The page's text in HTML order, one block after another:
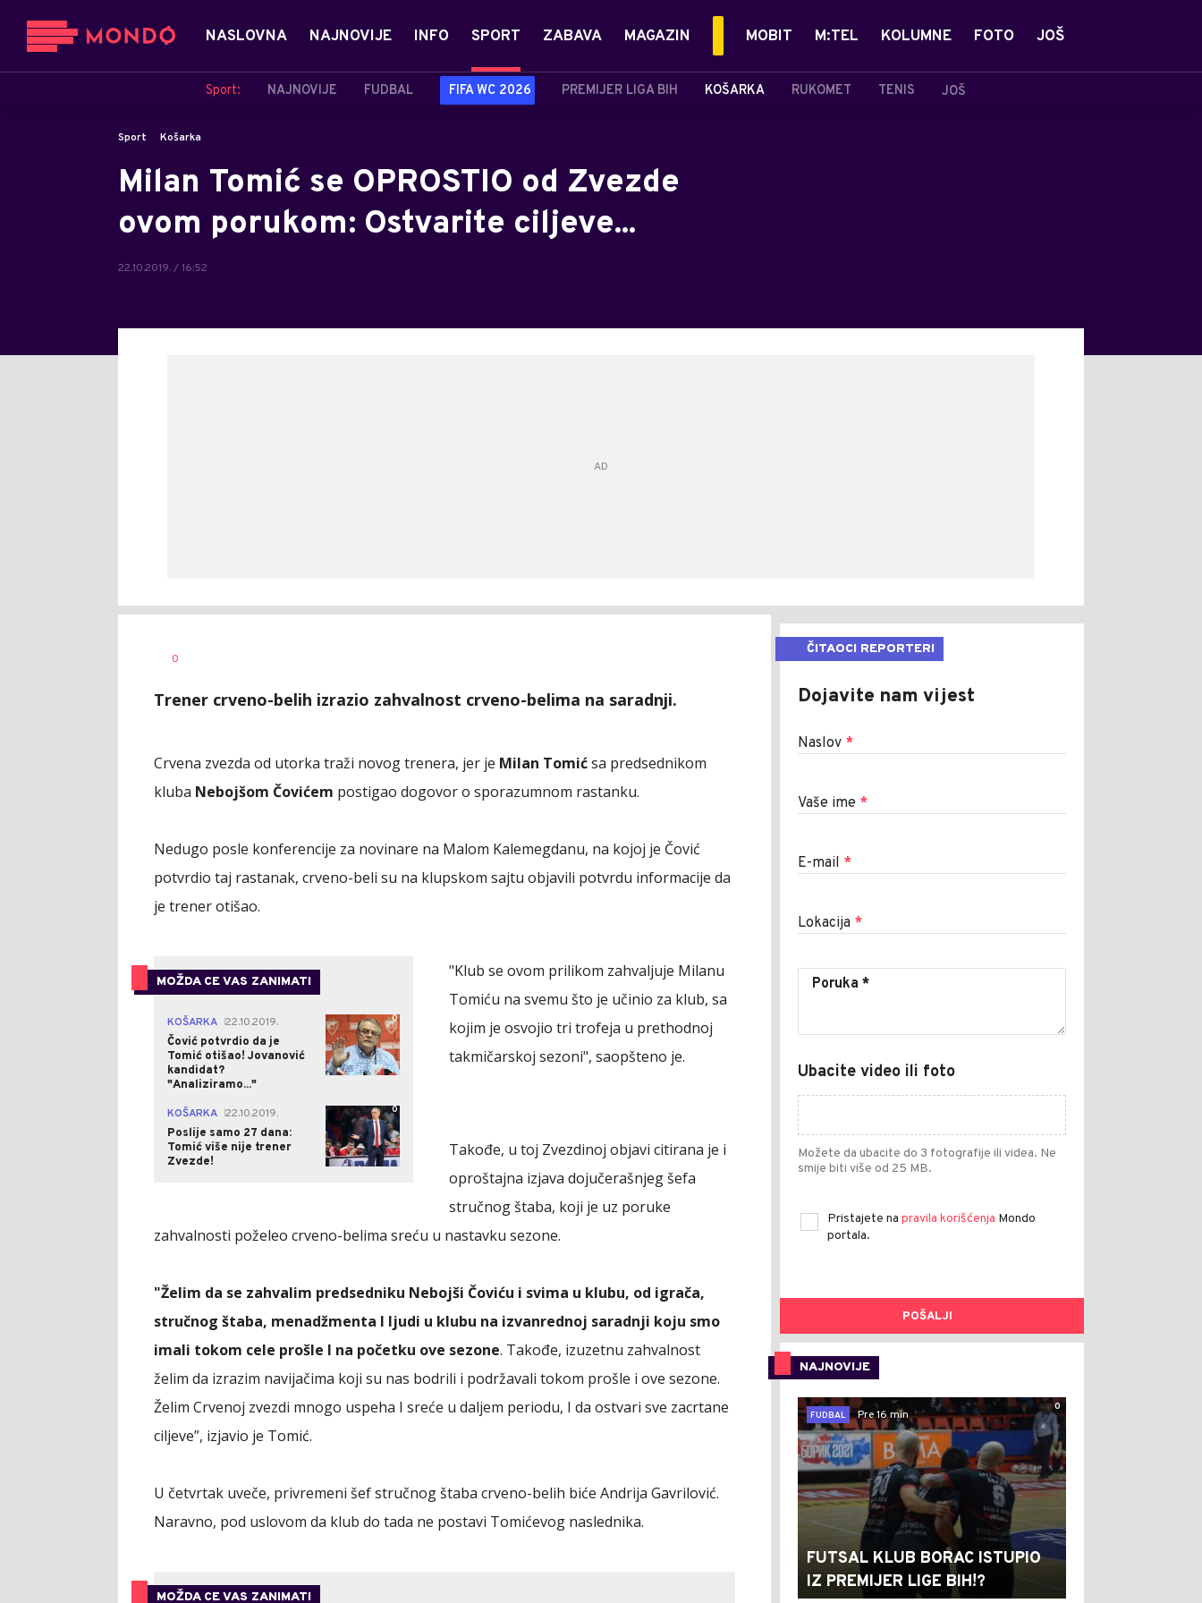
NASLOVNA NAJNOVIJE INFO SPORT
Sport: NAJNOVIJE FUDBAL FIFA WC 2026 PREMIJER LIGA BIH KOŠARKA RUKOMET TENIS JOŠ
ZABAVA MAGAZIN MOBIT M:TEL KOLUMNE FOTO JOŠ
Sport Košarka
Milan Tomić se OPROSTIO od Zvezde
ovom porukom: Ostvarite ciljeve...
22.10.2019. / 16:52
0
Trener crveno-belih izrazio zahvalnost crveno-belima na saradnji.
Crvena zvezda od utorka traži novog trenera, jer je Milan Tomićsa predsednikom
kluba Nebojšom Čovićem postigao dogovor o sporazumnom rastanku.
Nedugo posle konferencije za novinare na Malom Kalemegdanu, na kojoj je Čović
potvrdio taj rastanak, crveno-beli su na klupskom sajtu objavili potvrdu informacije da
je trener otišao.
MOŽDA CE VAS ZANIMATI
KOŠARKA 22.10.2019.
Čović potvrdio da je
Tomić otišao! Jovanović
kandidat?
"Analiziramo..."
0
KOŠARKA 22.10.2019.
Poslije samo 27 dana:
Tomić više nije trener
Zvezde!
0
"Klub se ovom prilikom zahvaljuje Milanu
Tomiću na svemu što je učinio za klub, sa
kojim je osvojio tri trofeja u prethodnoj
takmičarskoj sezoni", saopšteno je.
Takođe, u toj Zvezdinoj objavi citirana je i
oproštajna izjava dojučerašnjeg šefa
stručnog štaba, koji je uz poruke
zahvalnosti poželeo crveno-belima sreću u nastavku sezone.
"Želim da se zahvalim predsedniku Nebojši Čoviću i svima u klubu, od igrača,
stručnog štaba, menadžmenta I ljudi u klubu na izvanrednoj saradnji koju smo
imali tokom cele prošle I na početku ove sezone. Takođe, izuzetnu zahvalnost
želim da izrazim navijačima koji su nas bodrili i podržavali tokom prošle i ove sezone.
Želim Crvenoj zvezdi mnogo uspeha I sreće u daljem periodu, I da ostvari sve zacrtane
ciljeve”, izjavio je Tomić.
U četvrtak uveče, privremeni šef stručnog štaba crveno-belih biće Andrija Gavrilović.
Naravno, pod uslovom da klub do tada ne postavi Tomićevog naslednika.
MOŽDA CE VAS ZANIMATI
ČITAOCI REPORTERI
Dojavite nam vijest
Naslov *
Vaše ime *
E-mail *
Lokacija *
Ubacite video ili foto
Možete da ubacite do 3 fotografije ili videa. Ne
smije biti više od 25 MB.
Pristajete na pravila korišćenja Mondo
portala.
POŠALJI
NAJNOVIJE
0
FUDBAL
Pre 16 min
FUTSAL KLUB BORAC ISTUPIO
IZ PREMIJER LIGE BIH!?